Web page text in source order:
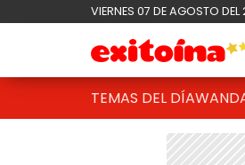
VIERNES 07 DE AGOSTO
TEMAS DEL DÍA